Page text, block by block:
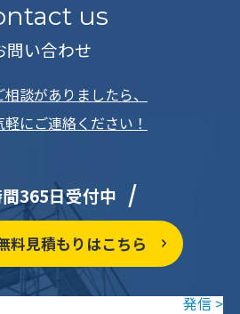
us
問い合わせ
談がありましたら、
にご連絡ください！
365日受付中
料見積もりはこちら